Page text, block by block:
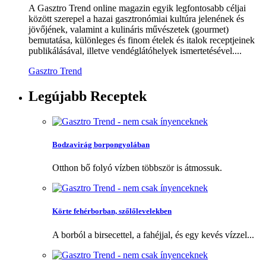
A Gasztro Trend online magazin egyik legfontosabb céljai
között szerepel a hazai gasztronómiai kultúra jelenének és
jövőjének, valamint a kulináris művészetek (gourmet)
bemutatása, különleges és finom ételek és italok receptjeinek
publikálásával, illetve vendéglátóhelyek ismertetésével....
Gasztro Trend
Legújabb Receptek
Bodzavirág borpongyolában
Otthon bő folyó vízben többször is átmossuk.
Körte fehérborban, szőlőlevelekben
A borból a birsecettel, a fahéjjal, és egy kevés vízzel...